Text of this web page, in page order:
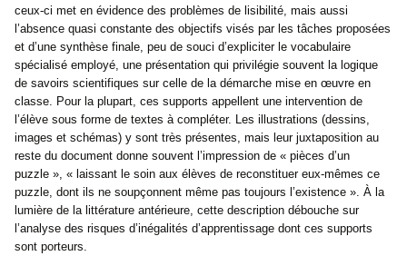
ceux-ci met en évidence des problèmes de lisibilité, mais aussi
l’absence quasi constante des objectifs visés par les tâches proposées
et d’une synthèse finale, peu de souci d’expliciter le vocabulaire
spécialisé employé, une présentation qui privilégie souvent la logique
de savoirs scientifiques sur celle de la démarche mise en œuvre en
classe. Pour la plupart, ces supports appellent une intervention de
l’élève sous forme de textes à compléter. Les illustrations (dessins,
images et schémas) y sont très présentes, mais leur juxtaposition au
reste du document donne souvent l’impression de « pièces d’un
puzzle », « laissant le soin aux élèves de reconstituer eux-mêmes ce
puzzle, dont ils ne soupçonnent même pas toujours l’existence ». À la
lumière de la littérature antérieure, cette description débouche sur
l’analyse des risques d’inégalités d’apprentissage dont ces supports
sont porteurs.